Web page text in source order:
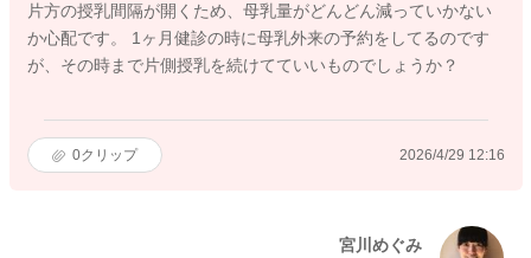
片方の授乳間隔が開くため、母乳量がどんどん減っていかない
か心配です。 1ヶ月健診の時に母乳外来の予約をしてるのです
が、その時まで片側授乳を続けてていいものでしょうか？
0クリップ 2026/4/29 12:16
宮川めぐみ